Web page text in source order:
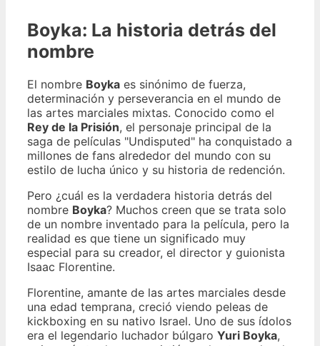
Boyka: La historia detrás del
nombre
El nombre Boyka es sinónimo de fuerza,
determinación y perseverancia en el mundo de
las artes marciales mixtas. Conocido como el
Rey de la Prisión, el personaje principal de la
saga de películas "Undisputed" ha conquistado a
millones de fans alrededor del mundo con su
estilo de lucha único y su historia de redención.
Pero ¿cuál es la verdadera historia detrás del
nombre Boyka? Muchos creen que se trata solo
de un nombre inventado para la película, pero la
realidad es que tiene un significado muy
especial para su creador, el director y guionista
Isaac Florentine.
Florentine, amante de las artes marciales desde
una edad temprana, creció viendo peleas de
kickboxing en su nativo Israel. Uno de sus ídolos
era el legendario luchador búlgaro Yuri Boyka,